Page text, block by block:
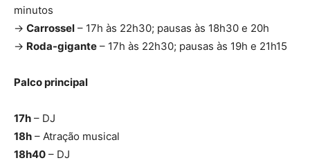
minutos
→ Carrossel – 17h às 22h30; pausas às 18h30 e 20h
→ Roda-gigante – 17h às 22h30; pausas às 19h e 21h15
Palco principal
17h – DJ
18h – Atração musical
18h40 – DJ